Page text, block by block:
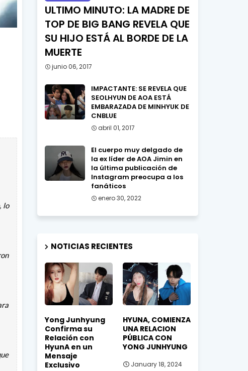
lo
ULTIMO MINUTO: LA MADRE DE
TOP DE BIG BANG REVELA QUE
SU HIJO ESTÁ AL BORDE DE LA
MUERTE
junio 06, 2017
IMPACTANTE: SE REVELA QUE
SEOLHYUN DE AOA ESTÁ
EMBARAZADA DE MINHYUK DE
CNBLUE
abril 01, 2017
El cuerpo muy delgado de
la ex líder de AOA Jimin en
la última publicación de
Instagram preocupa a los
fanáticos
enero 30, 2022
NOTICIAS RECIENTES
Yong Junhyung
Confirma su
Relación con
HyunA en un
Mensaje
Exclusivo
HYUNA, COMIENZA
UNA RELACION
PÚBLICA CON
YONG JUNHYUNG
January 18, 2024